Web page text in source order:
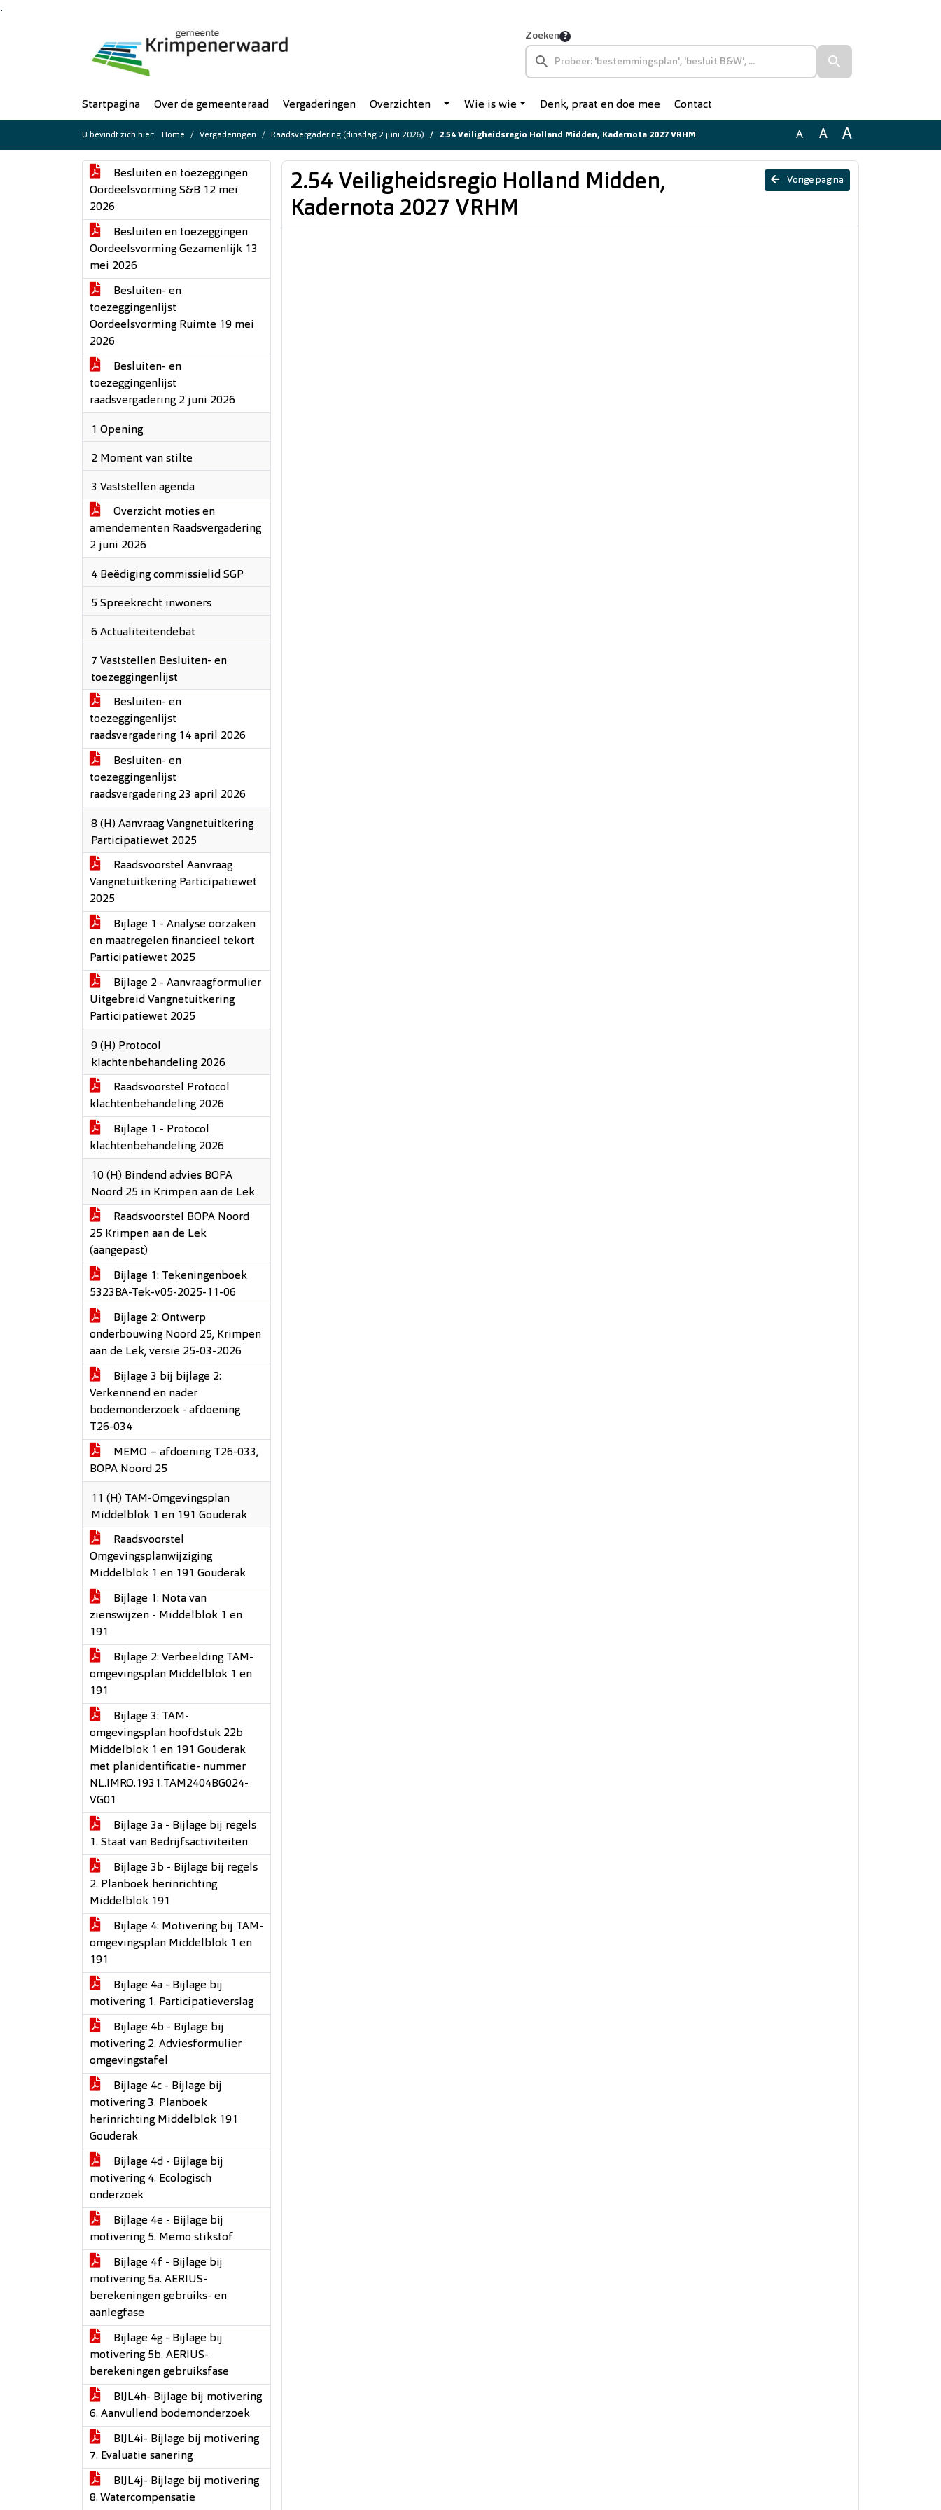
Zoeken
Startpagina Over de gemeenteraad Vergaderingen Overzichten Wie is wie Denk, praat en doe mee Contact
U bevindt zich hier: Home Vergaderingen Raadsvergadering (dinsdag 2 juni 2026) 2.54 Veiligheidsregio Holland Midden, Kadernota 2027 VRHM A A A
Besluiten en toezeggingen
Oordeelsvorming S&B 12 mei
2026
Besluiten en toezeggingen
Oordeelsvorming Gezamenlijk 13
mei 2026
Besluiten- en
toezeggingenlijst
Oordeelsvorming Ruimte 19 mei
2026
Besluiten- en
toezeggingenlijst
raadsvergadering 2 juni 2026
1 Opening
2 Moment van stilte
3 Vaststellen agenda
Overzicht moties en
amendementen Raadsvergadering
2 juni 2026
4 Beëdiging commissielid SGP
5 Spreekrecht inwoners
6 Actualiteitendebat
7 Vaststellen Besluiten- en
toezeggingenlijst
Besluiten- en
toezeggingenlijst
raadsvergadering 14 april 2026
Besluiten- en
toezeggingenlijst
raadsvergadering 23 april 2026
8 (H) Aanvraag Vangnetuitkering
Participatiewet 2025
Raadsvoorstel Aanvraag
Vangnetuitkering Participatiewet
2025
Bijlage 1 - Analyse oorzaken
en maatregelen financieel tekort
Participatiewet 2025
Bijlage 2 - Aanvraagformulier
Uitgebreid Vangnetuitkering
Participatiewet 2025
9 (H) Protocol
klachtenbehandeling 2026
Raadsvoorstel Protocol
klachtenbehandeling 2026
Bijlage 1 - Protocol
klachtenbehandeling 2026
10 (H) Bindend advies BOPA
Noord 25 in Krimpen aan de Lek
Raadsvoorstel BOPA Noord
25 Krimpen aan de Lek
(aangepast)
Bijlage 1: Tekeningenboek
5323BA-Tek-v05-2025-11-06
Bijlage 2: Ontwerp
onderbouwing Noord 25, Krimpen
aan de Lek, versie 25-03-2026
Bijlage 3 bij bijlage 2:
Verkennend en nader
bodemonderzoek - afdoening
T26-034
MEMO – afdoening T26-033,
BOPA Noord 25
11 (H) TAM-Omgevingsplan
Middelblok 1 en 191 Gouderak
Raadsvoorstel
Omgevingsplanwijziging
Middelblok 1 en 191 Gouderak
Bijlage 1: Nota van
zienswijzen - Middelblok 1 en
191
Bijlage 2: Verbeelding TAM-
omgevingsplan Middelblok 1 en
191
Bijlage 3: TAM-
omgevingsplan hoofdstuk 22b
Middelblok 1 en 191 Gouderak
met planidentificatie- nummer
NL.IMRO.1931.TAM2404BG024-
VG01
Bijlage 3a - Bijlage bij regels
1. Staat van Bedrijfsactiviteiten
Bijlage 3b - Bijlage bij regels
2. Planboek herinrichting
Middelblok 191
Bijlage 4: Motivering bij TAM-
omgevingsplan Middelblok 1 en
191
Bijlage 4a - Bijlage bij
motivering 1. Participatieverslag
Bijlage 4b - Bijlage bij
motivering 2. Adviesformulier
omgevingstafel
Bijlage 4c - Bijlage bij
motivering 3. Planboek
herinrichting Middelblok 191
Gouderak
Bijlage 4d - Bijlage bij
motivering 4. Ecologisch
onderzoek
Bijlage 4e - Bijlage bij
motivering 5. Memo stikstof
Bijlage 4f - Bijlage bij
motivering 5a. AERIUS-
berekeningen gebruiks- en
aanlegfase
Bijlage 4g - Bijlage bij
motivering 5b. AERIUS-
berekeningen gebruiksfase
BIJL4h- Bijlage bij motivering
6. Aanvullend bodemonderzoek
BIJL4i- Bijlage bij motivering
7. Evaluatie sanering
BIJL4j- Bijlage bij motivering
8. Watercompensatie
Vorige pagina
2.54 Veiligheidsregio Holland Midden,
Kadernota 2027 VRHM